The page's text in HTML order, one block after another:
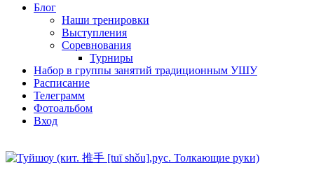
Блог
Наши тренировки
Выступления
Соревнования
Турниры
Набор в группы занятий традиционным УШУ
Расписание
Телеграмм
Фотоальбом
Вход